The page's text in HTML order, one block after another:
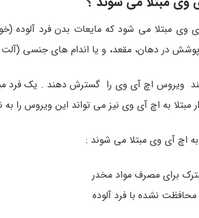
مبتلا می شود که مایعات بدن فرد آلوده
در دهان، مقعد، و یا اندام های جنسی
ویروس اچ آی وی را گسترش دهند . یک فرد
مبتلا به اچ آی وی نیز می تواند این ویروس را
به اچ آی وی مبتلا می شوند :
برای مصرف مواد مخدر
نشده با فرد آلوده